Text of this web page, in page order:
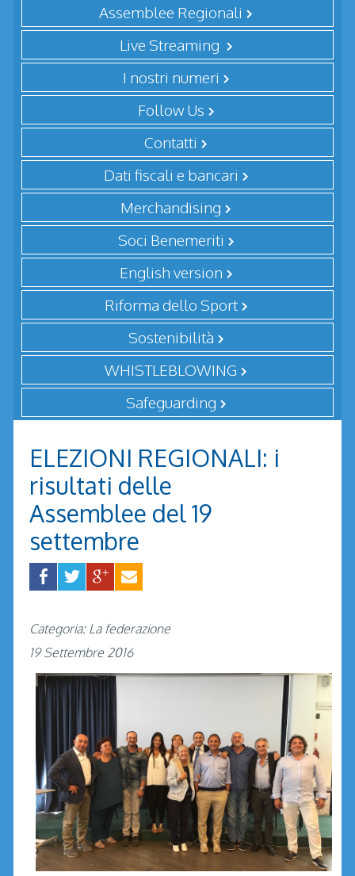
Assemblee Regionali
Live Streaming
I nostri numeri
Follow Us
Contatti
Dati fiscali e bancari
Merchandising
Soci Benemeriti
English version
Riforma dello Sport
Sostenibilità
WHISTLEBLOWING
Safeguarding
ELEZIONI REGIONALI: i
risultati delle
Assemblee del 19
settembre
Categoria: La federazione
19 Settembre 2016